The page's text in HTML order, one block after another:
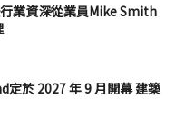
業資深從業員Mike Smith
於 2027 年 9 月開幕 建築